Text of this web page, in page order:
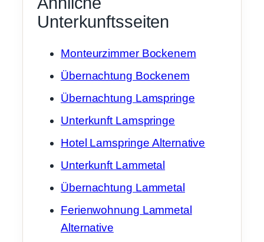
Unterkunftsseiten
Monteurzimmer Bockenem
Übernachtung Bockenem
Übernachtung Lamspringe
Unterkunft Lamspringe
Hotel Lamspringe Alternative
Unterkunft Lammetal
Übernachtung Lammetal
Ferienwohnung Lammetal
Alternative